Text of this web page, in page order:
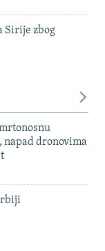
Sirije zbog
dronovima